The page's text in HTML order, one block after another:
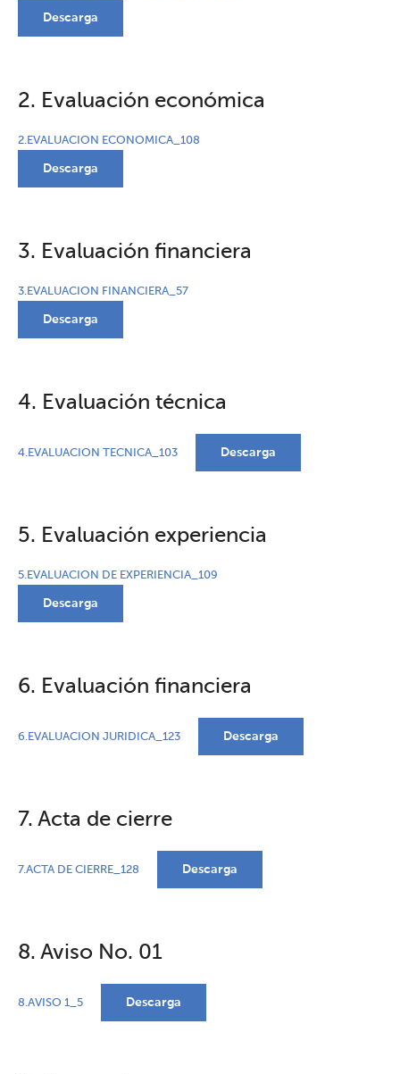
Descarga
2. Evaluación económica
2.EVALUACION ECONOMICA_108
Descarga
3. Evaluación financiera
3.EVALUACION FINANCIERA_57
Descarga
4. Evaluación técnica
4.EVALUACION TECNICA_103 Descarga
5. Evaluación experiencia
5.EVALUACION DE EXPERIENCIA_109
Descarga
6. Evaluación financiera
6.EVALUACION JURIDICA_123 Descarga
7. Acta de cierre
7.ACTA DE CIERRE_128 Descarga
8. Aviso No. 01
8.AVISO 1_5 Descarga